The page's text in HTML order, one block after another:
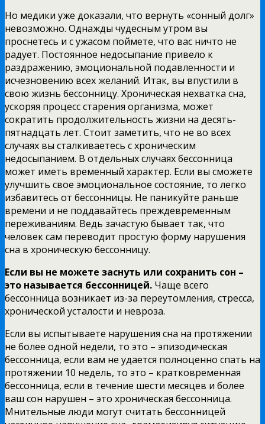
Но медики уже доказали, что вернуть «сонный долг»
невозможно. Однажды чудесным утром вы
проснетесь и с ужасом поймете, что вас ничто не
радует. Постоянное недосыпание привело к
раздражению, эмоциональной подавленности и
исчезновению всех желаний. Итак, вы впустили в
свою жизнь бессонницу. Хроническая нехватка сна,
ускоряя процесс старения организма, может
сократить продолжительность жизни на десять-
пятнадцать лет. Стоит заметить, что не во всех
случаях вы сталкиваетесь с хроническим
недосыпанием. В отдельных случаях бессонница
может иметь временный характер. Если вы сможете
улучшить свое эмоциональное состояние, то легко
избавитесь от бессонницы. Не паникуйте раньше
времени и не поддавайтесь преждевременным
переживаниям. Ведь зачастую бывает так, что
человек сам переводит простую форму нарушения
сна в хроническую бессонницу.
Если вы не можете заснуть или сохранить сон –
это называется бессонницей. Чаще всего
бессонница возникает из-за переутомления, стресса,
хронической усталости и невроза.
Если вы испытываете нарушения сна на протяжении
не более одной недели, то это – эпизодическая
бессонница, если вам не удается полноценно спать на
протяжении 10 недель, то это – кратковременная
бессонница, если в течение шести месяцев и более
ваш сон нарушен – это хроническая бессонница.
Мнительные люди могут считать бессонницей